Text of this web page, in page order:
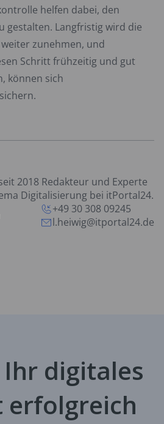
helfen dabei, den
gestalten. Langfristig wird die
zunehmen, und
Schritt frühzeitig und gut
können sich
2018 Redakteur und Experte
Digitalisierung bei itPortal24.
+49 30 308 09245
l.heiwig@itportal24.de
digitales
erfolgreich